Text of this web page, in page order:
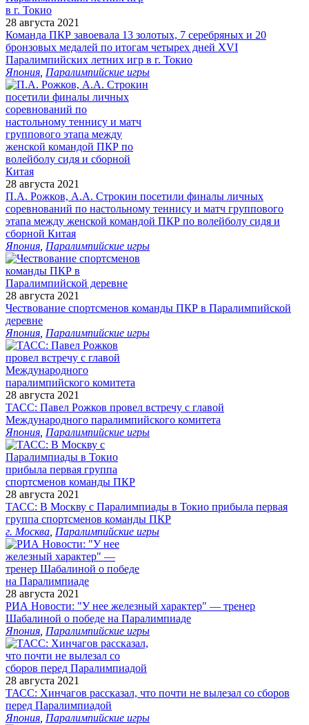
28 августа 2021
Команда ПКР завоевала 13 золотых, 7 серебряных и 20
бронзовых медалей по итогам четырех дней XVI
Паралимпийских летних игр в г. Токио
Япония Паралимпийские игры
28 августа 2021
П.А. Рожков, А.А. Строкин посетили финалы личных
соревнований по настольному теннису и матч группового
этапа между женской командой ПКР по волейболу сидя и
сборной Китая
Япония Паралимпийские игры
28 августа 2021
Чествование спортсменов команды ПКР в Паралимпийской
деревне
Япония Паралимпийские игры
28 августа 2021
ТАСС: Павел Рожков провел встречу с главой
Международного паралимпийского комитета
Япония Паралимпийские игры
28 августа 2021
ТАСС: В Москву с Паралимпиады в Токио прибыла первая
группа спортсменов команды ПКР
г. Москва Паралимпийские игры
28 августа 2021
РИА Новости: "У нее железный характер" — тренер
Шабалиной о победе на Паралимпиаде
Япония Паралимпийские игры
28 августа 2021
ТАСС: Хинчагов рассказал, что почти не вылезал со сборов
перед Паралимпиадой
Япония Паралимпийские игры